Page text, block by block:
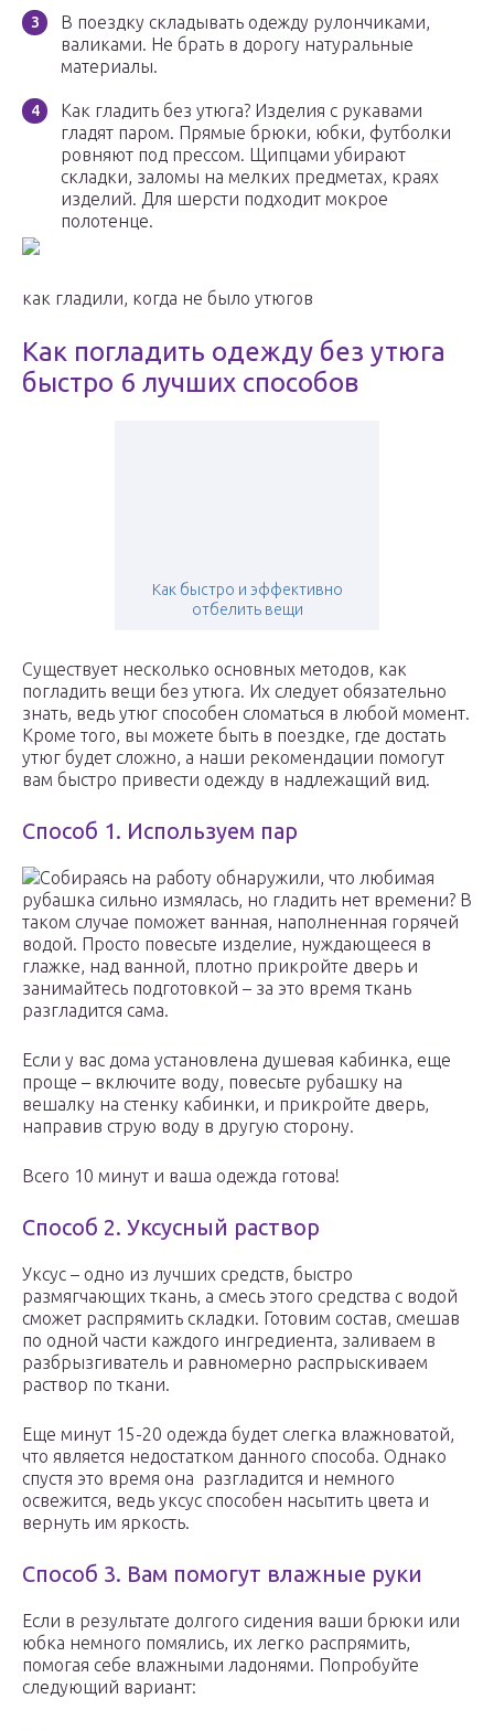
В поездку складывать одежду рулончиками,
валиками. Не брать в дорогу натуральные
материалы.
Как гладить без утюга? Изделия с рукавами
гладят паром. Прямые брюки, юбки, футболки
ровняют под прессом. Щипцами убирают
складки, заломы на мелких предметах, краях
изделий. Для шерсти подходит мокрое
полотенце.
как гладили, когда не было утюгов
Как погладить одежду без утюга
быстро 6 лучших способов
Как быстро и эффективно
отбелить вещи
Существует несколько основных методов, как
погладить вещи без утюга. Их следует обязательно
знать, ведь утюг способен сломаться в любой момент.
Кроме того, вы можете быть в поездке, где достать
утюг будет сложно, а наши рекомендации помогут
вам быстро привести одежду в надлежащий вид.
Способ 1. Используем пар
Собираясь на работу обнаружили, что любимая
рубашка сильно измялась, но гладить нет времени? В
таком случае поможет ванная, наполненная горячей
водой. Просто повесьте изделие, нуждающееся в
глажке, над ванной, плотно прикройте дверь и
занимайтесь подготовкой – за это время ткань
разгладится сама.
Если у вас дома установлена душевая кабинка, еще
проще – включите воду, повесьте рубашку на
вешалку на стенку кабинки, и прикройте дверь,
направив струю воду в другую сторону.
Всего 10 минут и ваша одежда готова!
Способ 2. Уксусный раствор
Уксус – одно из лучших средств, быстро
размягчающих ткань, а смесь этого средства с водой
сможет распрямить складки. Готовим состав, смешав
по одной части каждого ингредиента, заливаем в
разбрызгиватель и равномерно распрыскиваем
раствор по ткани.
Еще минут 15-20 одежда будет слегка влажноватой,
что является недостатком данного способа. Однако
спустя это время она разгладится и немного
освежится, ведь уксус способен насытить цвета и
вернуть им яркость.
Способ 3. Вам помогут влажные руки
Если в результате долгого сидения ваши брюки или
юбка немного помялись, их легко распрямить,
помогая себе влажными ладонями. Попробуйте
следующий вариант: